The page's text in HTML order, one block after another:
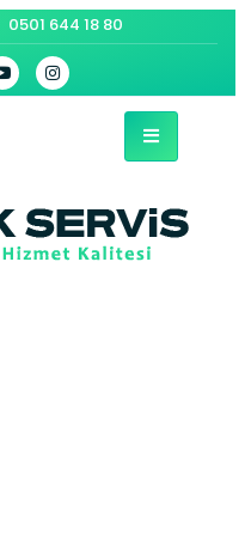
0501 644 18 80